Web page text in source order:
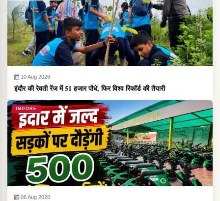
10 Aug 2026
इंदौर की रेवती रेंज में 51 हजार पौधे, फिर विश्व रिकॉर्ड की तैयारी
INDORE
06 Aug 2026